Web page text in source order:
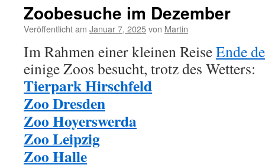
Zoobesuche im Dezember
Veröffentlicht am Januar 7, 2025von Martin
Im Rahmen einer kleinen ReiseEnde
einige Zoos besucht, trotz des Wetters:
Tierpark Hirschfeld
Zoo Dresden
Zoo Hoyerswerda
Zoo Leipzig
Zoo Halle